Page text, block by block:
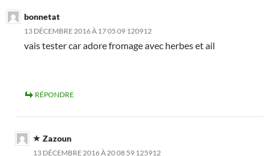
bonnetat
13 DÉCEMBRE 2016 À 17 05 09 120912
vais tester car adore fromage avec herbes et ail
RÉPONDRE
Zazoun
13 DÉCEMBRE 2016 À 20 08 59 125912